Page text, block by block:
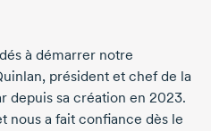
à démarrer notre
, président et chef de la
depuis sa création en 2023.
nous a fait confiance dès le